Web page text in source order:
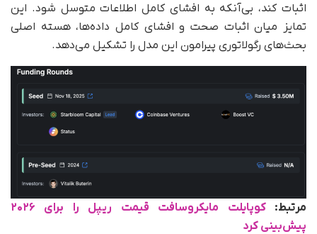
اثبات کند، بی‌آنکه به افشای کامل اطلاعات متوسل شود. این
تمایز میان اثبات صحت و افشای کامل داده‌ها، هسته اصلی
بحث‌های رگولاتوری پیرامون این مدل را تشکیل می‌دهد.
مرتبط:
کوپایلت مایکروسافت قیمت ریپل را برای ۲۰۲۶
پیش‌بینی کرد